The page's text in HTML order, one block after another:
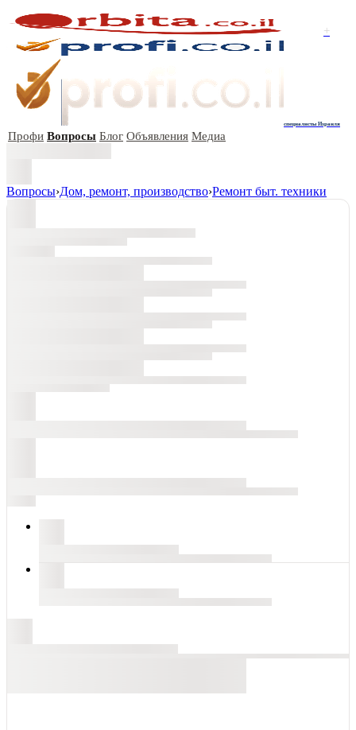
+
специалисты Израиля
Профи Вопросы Блог Объявления Медиа
Вопросы›Дом, ремонт, производство›Ремонт быт. техники